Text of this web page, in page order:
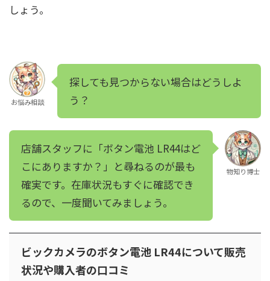
しょう。
お悩み相談
探しても見つからない場合はどうしよ
う？
店舗スタッフに「ボタン電池 LR44はど
こにありますか？」と尋ねるのが最も
確実です。在庫状況もすぐに確認でき
るので、一度聞いてみましょう。
物知り博士
ビックカメラのボタン電池 LR44について販売
状況や購入者の口コミ